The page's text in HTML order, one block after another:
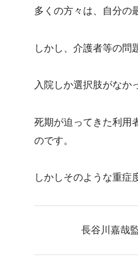
多くの方々は、自分の
しかし、介護者等の問
入院しか選択肢がなか
死期が迫ってきた利用
のです。
しかしそのような重症
長谷川嘉哉